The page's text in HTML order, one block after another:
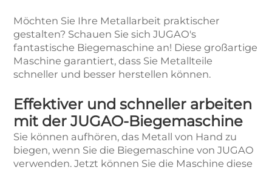
Möchten Sie Ihre Metallarbeit praktischer
gestalten? Schauen Sie sich JUGAO's
fantastische Biegemaschine an! Diese großartige
Maschine garantiert, dass Sie Metallteile
schneller und besser herstellen können.
Effektiver und schneller arbeiten
mit der JUGAO-Biegemaschine
Sie können aufhören, das Metall von Hand zu
biegen, wenn Sie die Biegemaschine von JUGAO
verwenden. Jetzt können Sie die Maschine diese